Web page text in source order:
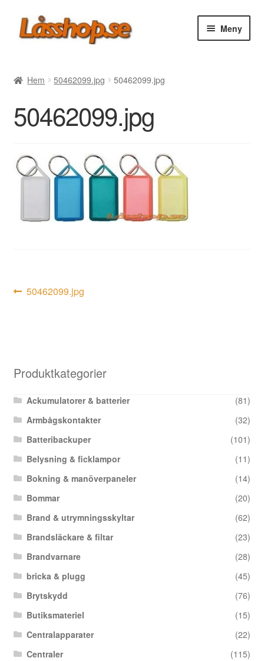
Hoppa
till
Hoppa
till
Meny
Vanliga frågor
Forum/Manualer/Råd
Support
Hem 50462099.jpg 50462099.jpg
50462099.jpg
Inläggsnavigering
Föregående
50462099.jpg
Produktkategorier
Ackumulatorer & batterier
(81)
Armbågskontakter
(32)
Batteribackuper
(101)
Belysning & ficklampor
(11)
Bokning & manöverpaneler
(14)
Bommar
(20)
Brand & utrymningsskyltar
(62)
Brandsläckare & filtar
(23)
Brandvarnare
(28)
bricka & plugg
(45)
Brytskydd
(76)
Butiksmateriel
(15)
Centralapparater
(22)
Centraler
(115)